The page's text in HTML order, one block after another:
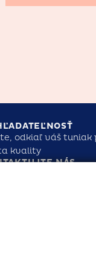
odkiaľ váš tuniak
kvality
NÁS
ÚDAJOV
nás